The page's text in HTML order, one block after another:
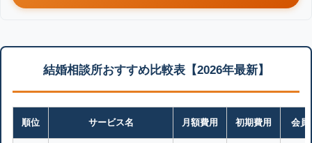
結婚相談所おすすめ比較表【2026年最新】
順位 サービス名 月額費用 初期費用 会員